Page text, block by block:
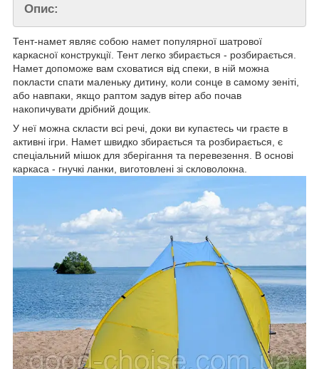
Опис:
Тент-намет являє собою намет популярної шатрової
каркасної конструкції. Тент легко збирається - розбирається.
Намет допоможе вам сховатися від спеки, в ній можна
покласти спати маленьку дитину, коли сонце в самому зеніті,
або навпаки, якщо раптом задув вітер або почав
накопичувати дрібний дощик.
У неї можна скласти всі речі, доки ви купаєтесь чи граєте в
активні ігри. Намет швидко збирається та розбирається, є
спеціальний мішок для зберігання та перевезення. В основі
каркаса - гнучкі ланки, виготовлені зі скловолокна.